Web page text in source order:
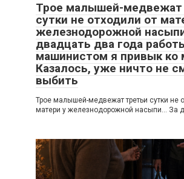
Трое малышей-медвежат
сутки не отходили от
железнодорожной
двадцать два года
машинистом я привык ко
Казалось, уже ничто не
выбить
Трое малышей-медвежат третьи сутки не
матери у железнодорожной насыпи… За